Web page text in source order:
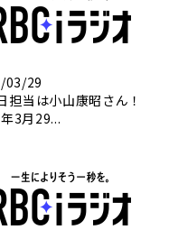
03/29
担当は小山康昭さん！
3月29...